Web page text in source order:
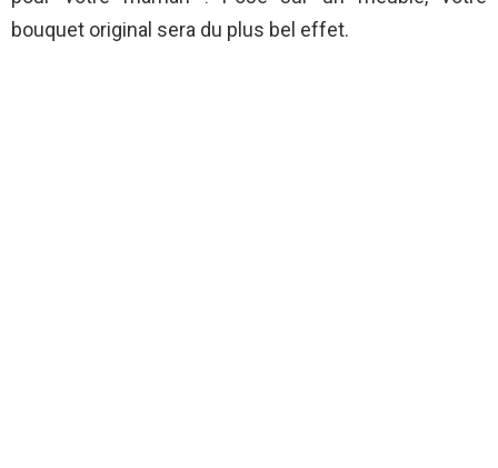
bouquet original sera du plus bel effet.